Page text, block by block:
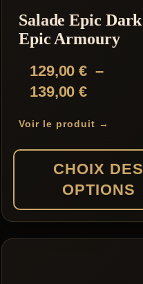
Salade Epic
Epic Armoury
129,00€ –
139,00€Plage
prix :
129,00
à
139,00 €
Voir le produit →
CHOIX DES
OPTIONS
produit